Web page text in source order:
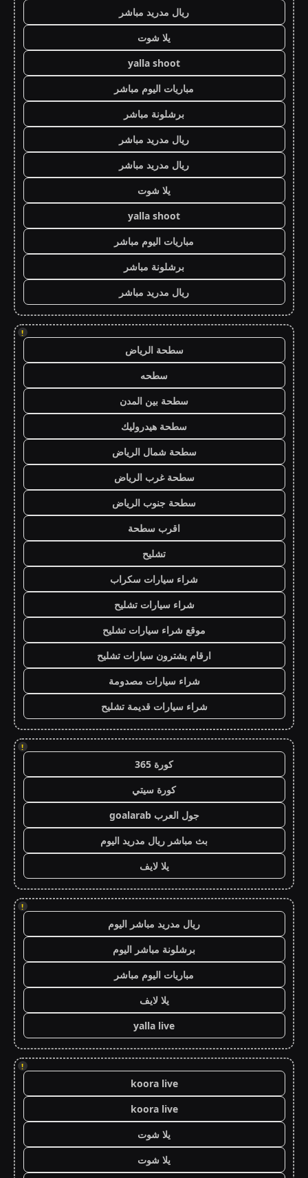
ريال مدريد مباشر
يلا شوت
yalla shoot
مباريات اليوم مباشر
برشلونة مباشر
ريال مدريد مباشر
ريال مدريد مباشر
يلا شوت
yalla shoot
مباريات اليوم مباشر
برشلونة مباشر
ريال مدريد مباشر
!
سطحة الرياض
سطحه
سطحة بين المدن
سطحة هيدروليك
سطحة شمال الرياض
سطحة غرب الرياض
سطحة جنوب الرياض
اقرب سطحة
تشليح
شراء سيارات سكراب
شراء سيارات تشليح
موقع شراء سيارات تشليح
ارقام يشترون سيارات تشليح
شراء سيارات مصدومة
شراء سيارات قديمة تشليح
!
كورة 365
كورة سيتي
جول العرب goalarab
بث مباشر ريال مدريد اليوم
يلا لايف
!
ريال مدريد مباشر اليوم
برشلونة مباشر اليوم
مباريات اليوم مباشر
يلا لايف
yalla live
!
koora live
koora live
يلا شوت
يلا شوت